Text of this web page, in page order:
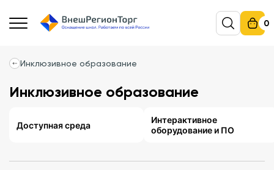
0
Инклюзивное образование
Инклюзивное образование
Доступная среда
Интерактивное
оборудование и ПО